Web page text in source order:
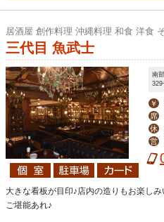
居酒屋 創作料理 沖縄料理 和食 洋食
三代目 魚武士
南
329
￥
席
休
営
祝
大きな看板が目印♪店内の造りもお楽し
ご堪能あれ♪